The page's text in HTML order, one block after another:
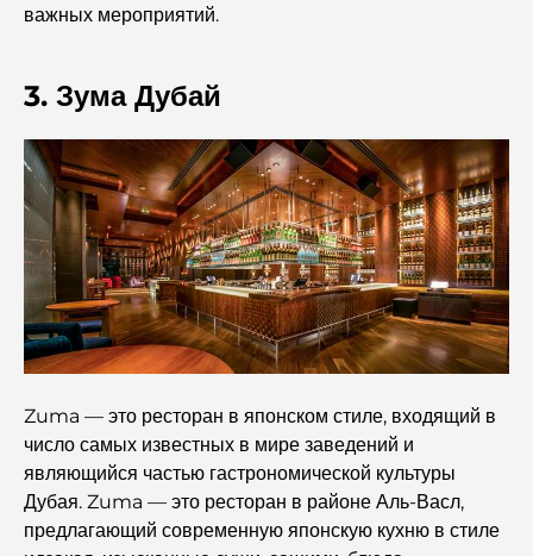
гастрономическое приключение.
Обзор ресторанов в Jumeirah Golf Estates:
кулинарный гид
Dubai Horse Racing: Where Tradition Meets
Global Competition
Кафе на Палм-Джумейра: путеводитель по лучшим
Как получить ипотеку в Дубае: Полное руководство
Лучшие завтраки в Дубае: мои лучшие рекомендации
важных мероприятий.
3. Зума Дубай
Zuma — это ресторан в японском стиле, входящий в
число самых известных в мире заведений и
являющийся частью гастрономической культуры
Дубая. Zuma — это ресторан в районе Аль-Васл,
предлагающий современную японскую кухню в стиле